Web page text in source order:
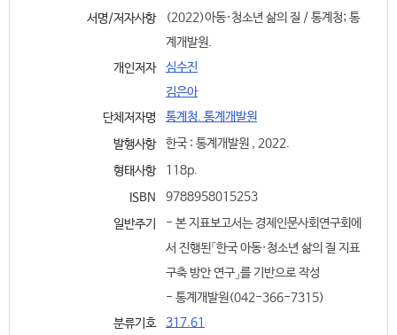
서명/저자사항
(2022)아동·청소년 삶의 질 / 통계청; 통
계개발원.
개인저자
심수진
김은아
단체저자명
통계청. 통계개발원
발행사항
한국 : 통계개발원 , 2022.
형태사항
118p.
ISBN
9788958015253
일반주기
- 본 지표보고서는 경제인문사회연구회에
서 진행된「한국 아동·청소년 삶의 질 지표
구축 방안 연구」를 기반으로 작성
- 통계개발원(042-366-7315)
분류기호
317.61